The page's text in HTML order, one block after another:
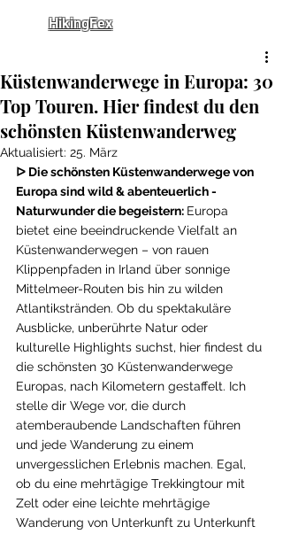
HikingFex
Küstenwanderwege in Europa: 30
Top Touren. Hier findest du den
schönsten Küstenwanderweg
Aktualisiert: 25. März
ᐅ Die schönsten Küstenwanderwege von
Europa sind wild & abenteuerlich -
Naturwunder die begeistern: Europa
bietet eine beeindruckende Vielfalt an
Küstenwanderwegen – von rauen
Klippenpfaden in Irland über sonnige
Mittelmeer-Routen bis hin zu wilden
Atlantikstränden. Ob du spektakuläre
Ausblicke, unberührte Natur oder
kulturelle Highlights suchst, hier findest du
die schönsten 30 Küstenwanderwege
Europas, nach Kilometern gestaffelt. Ich
stelle dir Wege vor, die durch
atemberaubende Landschaften führen
und jede Wanderung zu einem
unvergesslichen Erlebnis machen. Egal,
ob du eine mehrtägige Trekkingtour mit
Zelt oder eine leichte mehrtägige
Wanderung von Unterkunft zu Unterkunft